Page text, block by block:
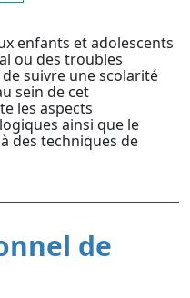
enfants et adolescents
ou des troubles
suivre une scolarité
sein de cet
les aspects
ainsi que le
des techniques de
de